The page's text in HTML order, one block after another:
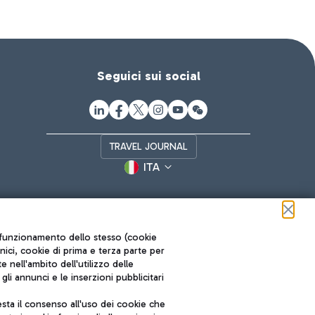
Seguici sui social
TRAVEL JOURNAL
ITA
Roma FCO
dello stesso (cookie
cookie di prima e terza parte per
nell'ambito dell'utilizzo delle
annunci e le inserzioni pubblicitari
il consenso all'uso dei cookie che